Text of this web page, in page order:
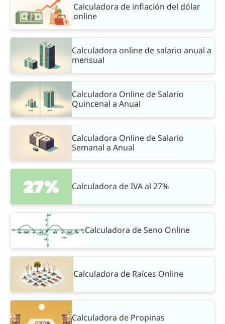
Calculadora de inflación del dólar
online
Calculadora online de salario anual a
mensual
Calculadora Online de Salario
Quincenal a Anual
Calculadora Online de Salario
Semanal a Anual
Calculadora de IVA al 27%
Calculadora de Seno Online
Calculadora de Raíces Online
Calculadora de Propinas